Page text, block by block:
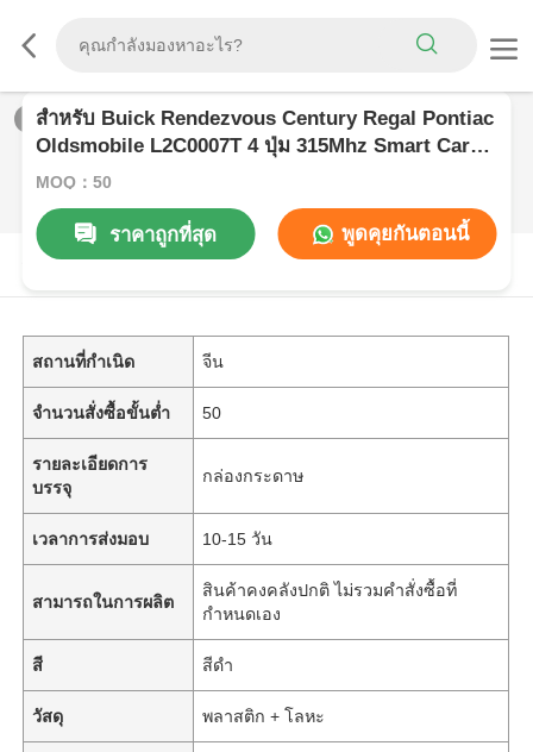
/0
สำหรับ Buick Rendezvous Century Regal Pontiac
Oldsmobile L2C0007T 4 ปุ่ม 315Mhz Smart Car
Keyless Entry Car Fob รีโมทกุญแจ
MOQ：50
ราคาถูกที่สุด
พูดคุยกันตอนนี้
รายละเอียดสินค้า
สถานที่กำเนิด จีน
จำนวนสั่งซื้อขั้นต่ำ 50
รายละเอียดการ
บรรจุ
กล่องกระดาษ
เวลาการส่งมอบ 10-15 วัน
สามารถในการผลิต
สินค้าคงคลังปกติ ไม่รวมคำสั่งซื้อที่
กำหนดเอง
สี สีดำ
วัสดุ พลาสติก + โลหะ